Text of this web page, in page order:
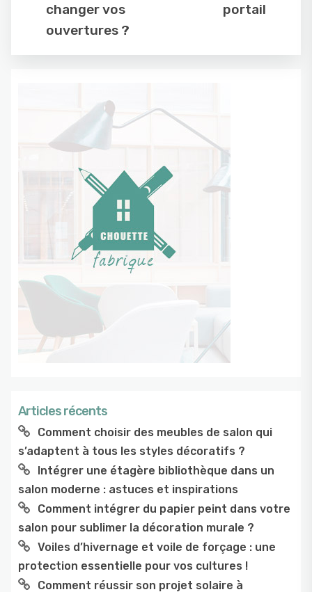
changer vos
ouvertures ?
portail
Articles récents
Comment choisir des meubles de salon qui
s’adaptent à tous les styles décoratifs ?
Intégrer une étagère bibliothèque dans un
salon moderne : astuces et inspirations
Comment intégrer du papier peint dans votre
salon pour sublimer la décoration murale ?
Voiles d’hivernage et voile de forçage : une
protection essentielle pour vos cultures !
Comment réussir son projet solaire à